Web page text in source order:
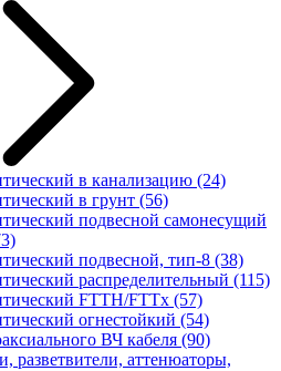
в канализацию (24)
в грунт (56)
подвесной самонесущий
подвесной, тип-8 (38)
распределительный (115)
FTTH/FTTx (57)
огнестойкий (54)
ВЧ кабеля (90)
разветвители, аттенюаторы,